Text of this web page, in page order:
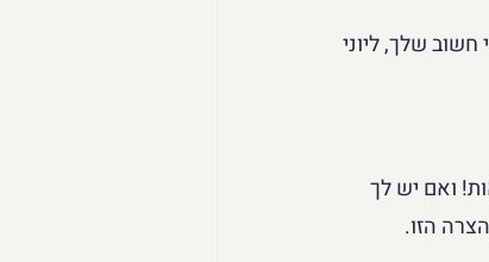
שלך, ליוני
ואם יש לך
הזו.